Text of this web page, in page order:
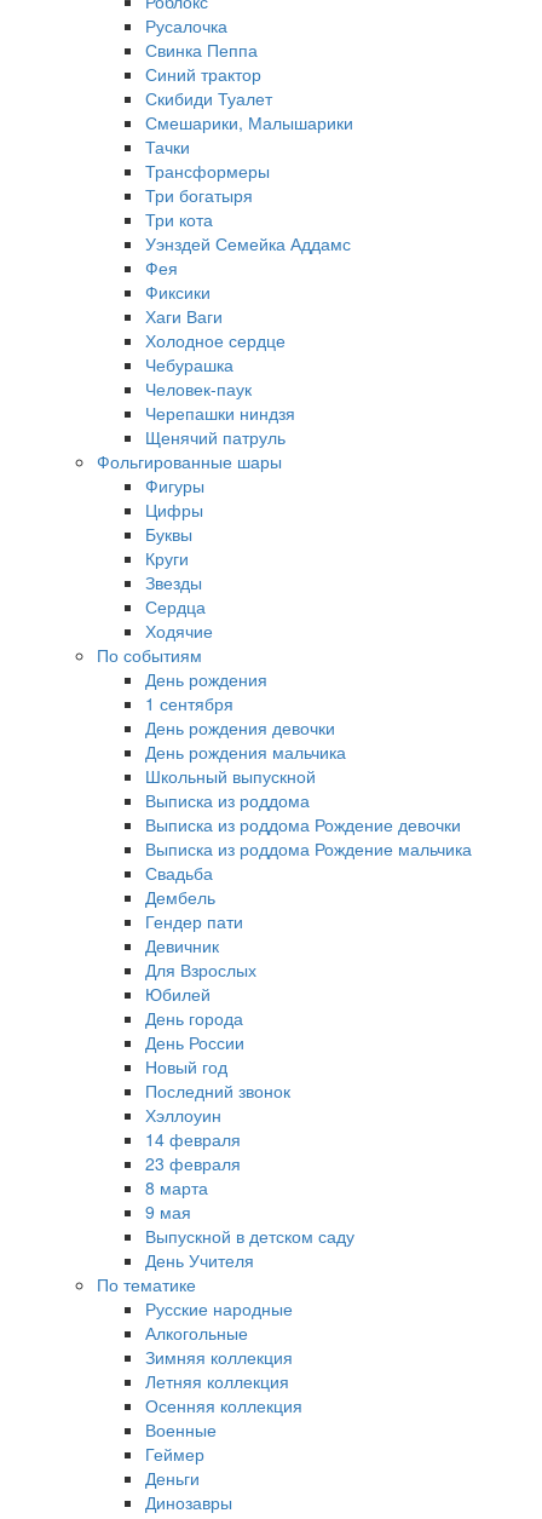
Русалочка
Свинка Пеппа
Синий трактор
Скибиди Туалет
Смешарики, Малышарики
Тачки
Трансформеры
Три богатыря
Три кота
Уэнздей Семейка Аддамс
Фея
Фиксики
Хаги Ваги
Холодное сердце
Чебурашка
Человек-паук
Черепашки ниндзя
Щенячий патруль
Фольгированные шары
Фигуры
Цифры
Буквы
Круги
Звезды
Сердца
Ходячие
По событиям
День рождения
1 сентября
День рождения девочки
День рождения мальчика
Школьный выпускной
Выписка из роддома
Выписка из роддома Рождение девочки
Выписка из роддома Рождение мальчика
Свадьба
Дембель
Гендер пати
Девичник
Для Взрослых
Юбилей
День города
День России
Новый год
Последний звонок
Хэллоуин
14 февраля
23 февраля
8 марта
9 мая
Выпускной в детском саду
День Учителя
По тематике
Русские народные
Алкогольные
Зимняя коллекция
Летняя коллекция
Осенняя коллекция
Военные
Геймер
Деньги
Динозавры